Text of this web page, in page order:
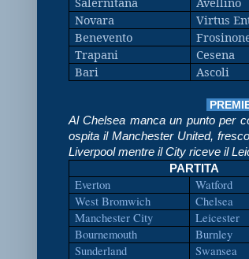
Novara Virtus
Benevento
Trapani Cesena
Bari Ascoli
Al Chelsea manca un punto per
ospita il Manchester United,
Liverpool mentre il City riceve il
PARTITA
Everton Watford
West Bromwich Chelsea
Manchester City Leicester
Bournemouth Burnley
Sunderland Swansea